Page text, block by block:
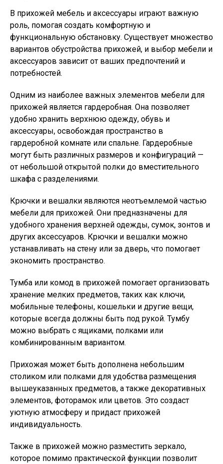
В прихожей мебель и аксессуары играют важную
роль, помогая создать комфортную и
функциональную обстановку. Существует множество
вариантов обустройства прихожей, и выбор мебели и
аксессуаров зависит от ваших предпочтений и
потребностей.
Одним из наиболее важных элементов мебели для
прихожей является гардеробная. Она позволяет
удобно хранить верхнюю одежду, обувь и
аксессуары, освобождая пространство в
гардеробной комнате или спальне. Гардеробные
могут быть различных размеров и конфигураций —
от небольшой открытой полки до вместительного
шкафа с разделениями.
Крючки и вешалки являются неотъемлемой частью
мебели для прихожей. Они предназначены для
удобного хранения верхней одежды, сумок, зонтов и
других аксессуаров. Крючки и вешалки можно
устанавливать на стену или за дверь, что помогает
экономить пространство.
Тумба или комод в прихожей помогает организовать
хранение мелких предметов, таких как ключи,
мобильные телефоны, кошельки и другие вещи,
которые всегда должны быть под рукой. Тумбу
можно выбрать с ящиками, полками или
комбинированным вариантом.
Прихожая может быть дополнена небольшим
столиком или полками для удобства размещения
вышеуказанных предметов, а также декоративных
элементов, фоторамок или цветов. Это создаст
уютную атмосферу и придаст прихожей
индивидуальность.
Также в прихожей можно разместить зеркало,
которое помимо практической функции позволит